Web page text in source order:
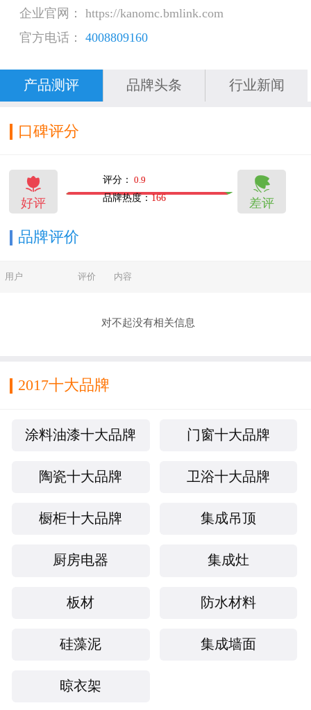
企业官网： https://kanomc.bmlink.com
官方电话： 4008809160
产品测评 品牌头条 行业新闻
口碑评分

好评

差评
评分： 0.9
品牌热度：166
品牌评价
用户 评价 内容
对不起没有相关信息
2017十大品牌
涂料油漆十大品牌 门窗十大品牌
陶瓷十大品牌 卫浴十大品牌
橱柜十大品牌 集成吊顶
厨房电器 集成灶
板材 防水材料
硅藻泥 集成墙面
晾衣架